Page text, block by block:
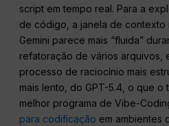
script em tempo real. Para a
de código, a janela de contexto
Gemini parece mais “fluida”
refatoração de vários arquivos,
processo de raciocínio mais
mais lento, do GPT-5.4, o que o
melhor programa de Vibe-
para codificação em ambientes